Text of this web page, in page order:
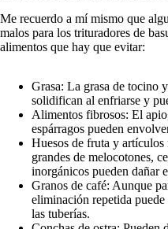
Me recuerdo a mí mismo que
malos para los trituradores de
alimentos que hay que evitar:
Grasa: La grasa de tocino
solidifican al enfriarse y
Alimentos fibrosos: El
espárragos pueden
Huesos de fruta y
grandes de melocotones,
inorgánicos pueden dañar
Granos de café: Aunque
eliminación repetida
las tuberías.